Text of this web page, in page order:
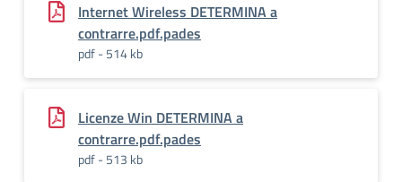
Internet Wireless DETERMINA a
contrarre.pdf.pades
pdf - 514 kb
Licenze Win DETERMINA a
contrarre.pdf.pades
pdf - 513 kb